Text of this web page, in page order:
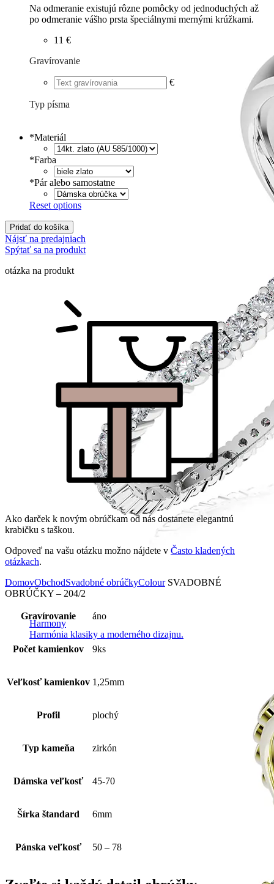
Harmony
Harmónia klasiky a moderného dizajnu.
Na odmeranie existujú rôzne pomôcky od jednoduchých až
po odmeranie vášho prsta špeciálnymi mernými krúžkami.
11 €
Gravírovanie
€
Typ písma
*Materiál
*Farba
*Pár alebo samostatne
Reset options
Pridať do košíka
Nájsť na predajniach
Spýtať sa na produkt
otázka na produkt
Ako darček k novým obrúčkam od nás dostanete elegantnú
krabičku s taškou.
Odpoveď na vašu otázku možno nájdete v Často kladených
otázkach.
DomovObchodSvadobné obrúčkyColourSVADOBNÉ
OBRÚČKY – 204/2
Gravírovanie áno
Počet kamienkov 9ks
Veľkosť kamienkov 1,25mm
Profil plochý
Typ kameňa zirkón
Dámska veľkosť 45-70
Šírka štandard 6mm
Pánska veľkosť 50 – 78